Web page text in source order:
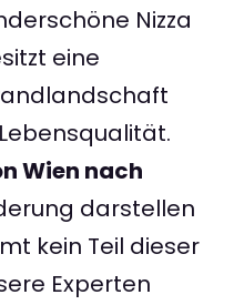
Nizza
eine
Wien nach
darstellen
kein Teil dieser
Experten